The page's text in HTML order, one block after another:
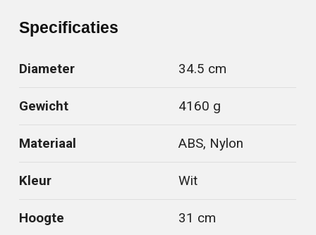
Specificaties
Diameter 34.5 cm
Gewicht 4160 g
Materiaal ABS, Nylon
Kleur Wit
Hoogte 31 cm